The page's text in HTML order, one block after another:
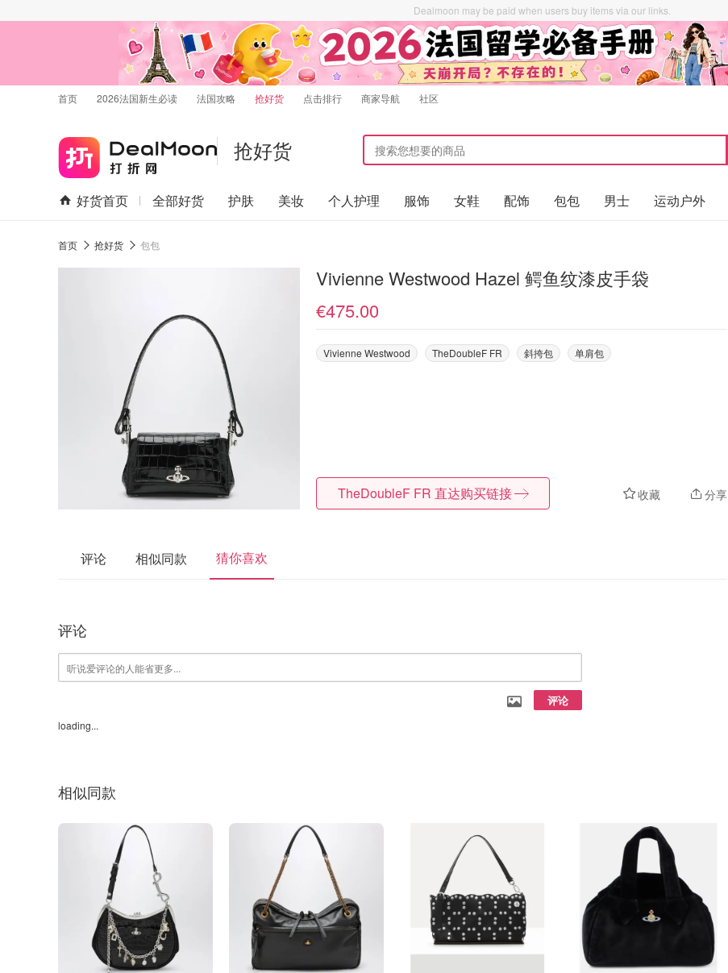
Dealmoon may be paid when users buy items via our links.
首页 2026法国新生必读 法国攻略 抢好货 点击排行 商家导航 社区
抢好货
好货首页 全部好货 护肤 美妆 个人护理 服饰 女鞋 配饰 包包 男士 运动户外
首页 抢好货 包包
Vivienne Westwood Hazel 鳄鱼纹漆皮手袋
€475.00
Vivienne Westwood TheDoubleF FR 斜挎包 单肩包
收藏 分享
TheDoubleF FR 直达购买链接
评论 相似同款 猜你喜欢
评论
评论
loading...
相似同款